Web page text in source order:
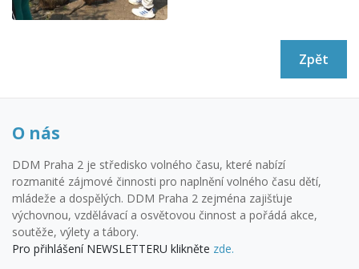
Zpět
O nás
DDM Praha 2 je středisko volného času, které nabízí
rozmanité zájmové činnosti pro naplnění volného času dětí,
mládeže a dospělých. DDM Praha 2 zejména zajišťuje
výchovnou, vzdělávací a osvětovou činnost a pořádá akce,
soutěže, výlety a tábory.
Pro přihlášení NEWSLETTERU klikněte zde.